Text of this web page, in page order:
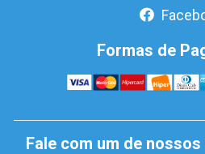
Formas de
Fale com um de